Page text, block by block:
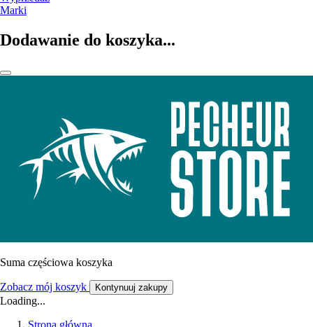
Marki
Dodawanie do koszyka...
Suma częściowa koszyka
Zobacz mój koszyk Kontynuuj zakupy
Loading...
Strona główna